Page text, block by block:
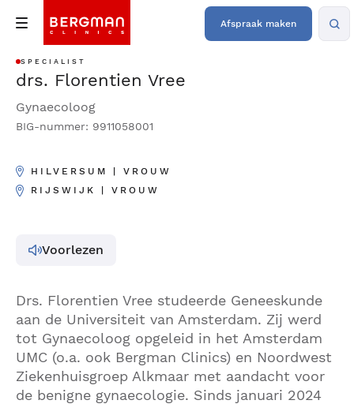
Afspraak maken
SPECIALIST
drs. Florentien Vree
Gynaecoloog
BIG-nummer: 9911058001
HILVERSUM | VROUW
RIJSWIJK | VROUW
Voorlezen
Drs. Florentien Vree studeerde Geneeskunde
aan de Universiteit van Amsterdam. Zij werd
tot Gynaecoloog opgeleid in het Amsterdam
UMC (o.a. ook Bergman Clinics) en Noordwest
Ziekenhuisgroep Alkmaar met aandacht voor
de benigne gynaecologie. Sinds januari 2024